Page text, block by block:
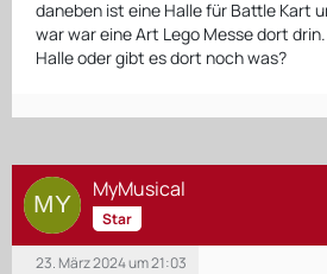
daneben ist eine Halle für Battle Kart
war war eine Art Lego Messe dort
Halle oder gibt es dort noch was?
MyMusical
Star
23. März 2024 um 21:03